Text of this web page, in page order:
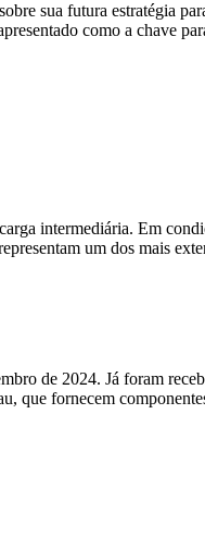
sua futura estratégia
como a chave
intermediária. Em
um dos mais
de 2024. Já foram
que fornecem